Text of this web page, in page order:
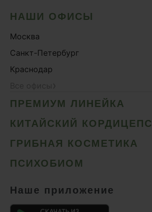
НАШИ ОФИСЫ
Москва
Санкт-Петербург
Краснодар
ПРЕМИУМ ЛИНЕЙКА
КИТАЙСКИЙ КОРДИЦЕПС
ГРИБНАЯ КОСМЕТИКА
ПСИХОБИОМ
Наше приложение